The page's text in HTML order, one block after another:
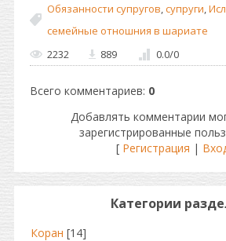
Обязанности супругов супруги
семейные отношния в шариате
2232
889 0.0/0
Всего комментариев: 0
Добавлять комментарии
зарегистрированные
[ Регистрация |
Категории
Коран [14]